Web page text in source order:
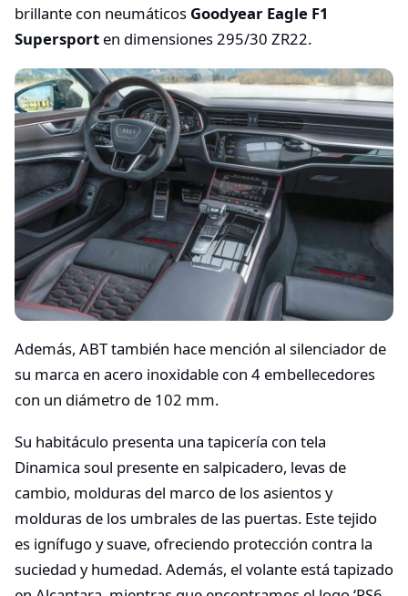
brillante con neumáticos Goodyear Eagle F1
Supersport en dimensiones 295/30 ZR22.
Además, ABT también hace mención al silenciador de
su marca en acero inoxidable con 4 embellecedores
con un diámetro de 102 mm.
Su habitáculo presenta una tapicería con tela
Dinamica soul presente en salpicadero, levas de
cambio, molduras del marco de los asientos y
molduras de los umbrales de las puertas. Este tejido
es ignífugo y suave, ofreciendo protección contra la
suciedad y humedad. Además, el volante está tapizado